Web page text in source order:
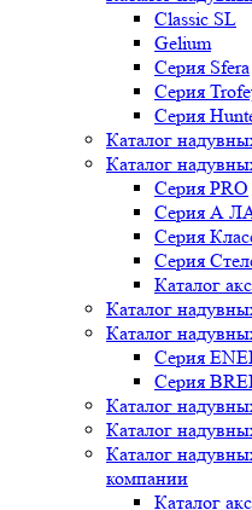
Classic SL
Gelium
Серия Sfera
Серия
Серия
Каталог
Каталог
Серия PRO
Серия А
Серия
Серия
Каталог
Каталог
Каталог
Серия
Серия
Каталог
Каталог
Каталог
компании
Каталог